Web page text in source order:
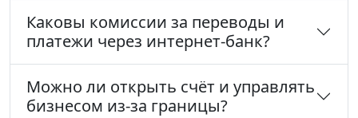
Каковы комиссии за переводы и
платежи через интернет-банк?
Можно ли открыть счёт и управлять
бизнесом из-за границы?